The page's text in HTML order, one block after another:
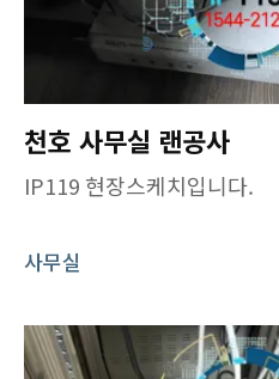
천호 사무실 랜공사
IP119 현장스케치입니다.
사무실